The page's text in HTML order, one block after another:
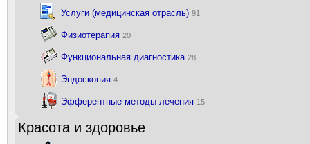
Услуги (медицинская отрасль) 91
Физиотерапия 20
Функциональная диагностика 28
Эндоскопия 4
Эфферентные методы лечения 15
Красота и здоровье